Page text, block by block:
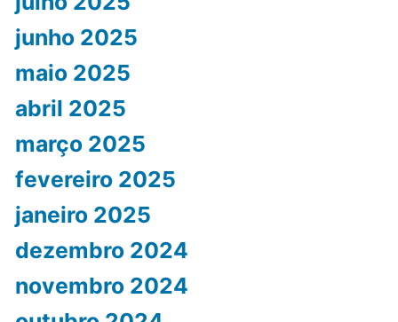
junho 2025
maio 2025
abril 2025
março 2025
fevereiro 2025
janeiro 2025
dezembro 2024
novembro 2024